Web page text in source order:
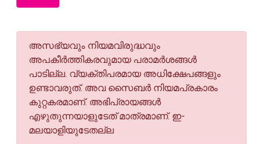
അസഭ്യവും നിയമവിരുദ്ധവും
അപകീര്‍ത്തികരവുമായ പരാമര്‍ശങ്ങള്‍
പാടില്ല. വ്യക്തിപരമായ അധിക്ഷേപങ്ങളും
ഉണ്ടാവരുത്. അവ സൈബര്‍ നിയമപ്രകാരം
കുറ്റകരമാണ്. അഭിപ്രായങ്ങള്‍
എഴുതുന്നയാളുടേത് മാത്രമാണ്. ഇ-
മലയാളിയുടേതല്ല